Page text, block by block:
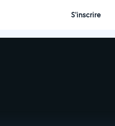
S'inscrire